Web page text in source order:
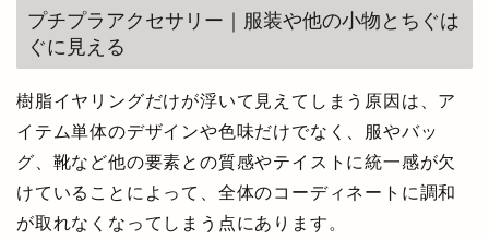
プチプラアクセサリー｜服装や他の小物とちぐは
ぐに見える
樹脂イヤリングだけが浮いて見えてしまう原因は、ア
イテム単体のデザインや色味だけでなく、服やバッ
グ、靴など他の要素との質感やテイストに統一感が欠
けていることによって、全体のコーディネートに調和
が取れなくなってしまう点にあります。